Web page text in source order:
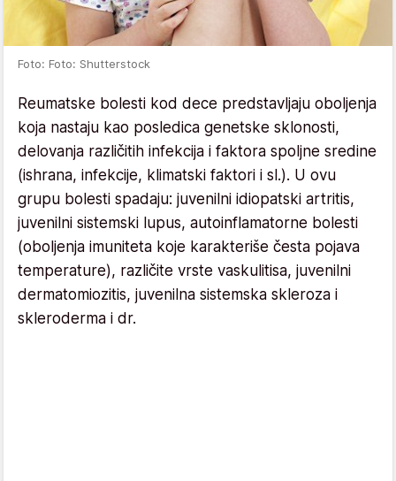
Foto: Foto: Shutterstock
Reumatske bolesti kod dece predstavljaju oboljenja
koja nastaju kao posledica genetske sklonosti,
delovanja različitih infekcija i faktora spoljne sredine
(ishrana, infekcije, klimatski faktori i sl.). U ovu
grupu bolesti spadaju: juvenilni idiopatski artritis,
juvenilni sistemski lupus, autoinflamatorne bolesti
(oboljenja imuniteta koje karakteriše česta pojava
temperature), različite vrste vaskulitisa, juvenilni
dermatomiozitis, juvenilna sistemska skleroza i
skleroderma i dr.